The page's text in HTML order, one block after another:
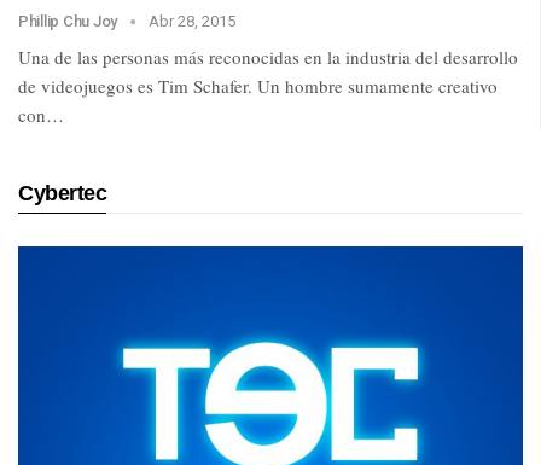
Phillip Chu Joy Abr 28, 2015
Una de las personas más reconocidas en la industria del desarrollo
de videojuegos es Tim Schafer. Un hombre sumamente creativo
con…
Cybertec